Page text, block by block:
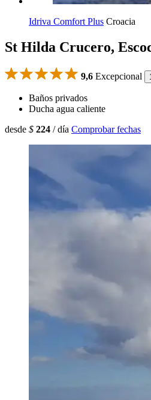
Idriva Comfort Plus Croacia
St Hilda Crucero,
9,6 Excepcional
Baños privados
Ducha agua caliente
desde $ 224 / día Comprobar fechas